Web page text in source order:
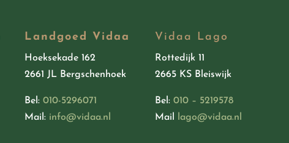
Landgoed Vidaa
Hoeksekade 162
2661 JL Bergschenhoek
Bel: 010-5296071
Mail: info@vidaa.nl
Vidaa Lago
Rottedijk 11
2665 KS Bleiswijk
Bel: 010 – 5219578
Mail
lago@vidaa.nl